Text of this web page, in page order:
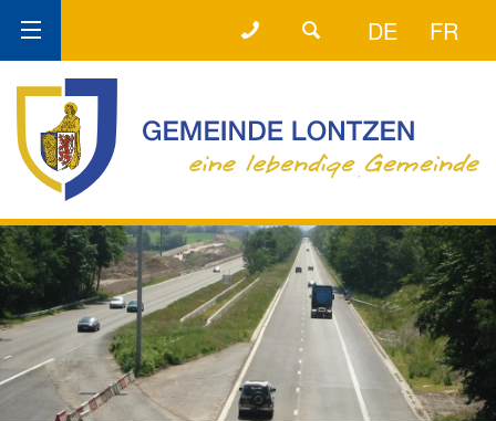
FR
DE
DER DIREKTE DRAHT! +32 (0) 87 89 80 58